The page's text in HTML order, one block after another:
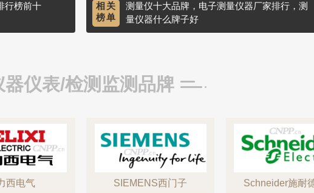
行榜前十
相关
榜单
测量仪十大品牌，电子测量仪器厂家排行，测
量仪器什么牌子好
器仪表/检测监测品牌
西电气 SIEMENS西门子 Schneider施耐